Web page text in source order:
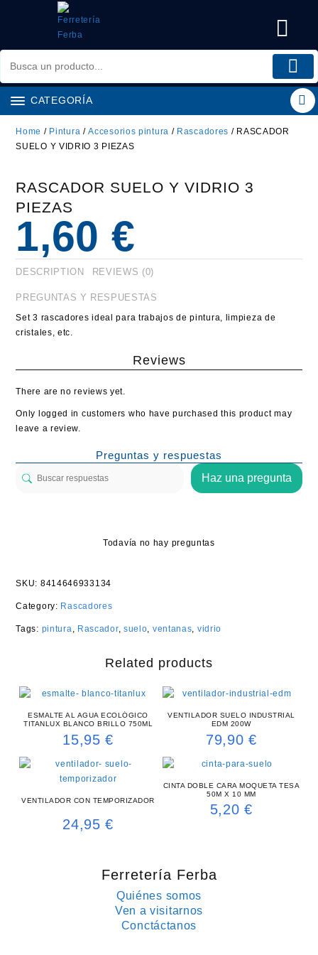
CATEGORÍA
Home / Pintura /Accesorios pintura / Rascadores / RASCADOR
SUELO Y VIDRIO 3 PIEZAS
RASCADOR SUELO Y VIDRIO 3
PIEZAS
1,60 €
DESCRIPTION REVIEWS (0)
PREGUNTAS Y RESPUESTAS
Set 3 rascadores ideal para trabajos de pintura, limpieza de
cristales, etc.
Reviews
There are no reviews yet.
Only logged in customers who have purchased this product may
leave a review.
Preguntas y respuestas
Haz una pregunta
Todavía no hay preguntas
SKU: 8414646933134
Category: Rascadores
Tags: pintura, Rascador, suelo, ventanas, vidrio
Related products
ESMALTE AL AGUA ECOLÓGICO
TITANLUX BLANCO BRILLO 750ML
15,95€
VENTILADOR SUELO INDUSTRIAL
EDM 200W
79,90€
VENTILADOR CON TEMPORIZADOR
24,95€
CINTA DOBLE CARA MOQUETA TESA
50M X 10 MM
5,20€
Ferretería Ferba
Quiénes somos
Ven a visitarnos
Conctáctanos